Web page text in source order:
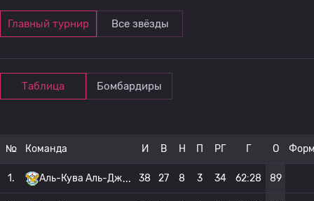
Главный турнир Все звёзды
Таблица Бомбардиры
№ Команда И В Н П РГ Г О
1. Аль-Кува Аль-Дж 38 27 8 3 34 62:28 89